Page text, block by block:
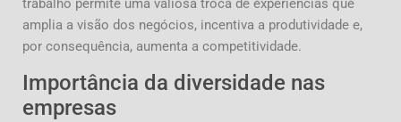
trabalho permite uma valiosa troca de experiências que
amplia a visão dos negócios, incentiva a produtividade e,
por consequência, aumenta a competitividade.
Importância da diversidade nas
empresas